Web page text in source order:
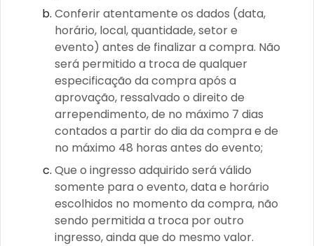
Conferir atentamente os dados (data,
horário, local, quantidade, setor e
evento) antes de finalizar a compra. Não
será permitido a troca de qualquer
especificação da compra após a
aprovação, ressalvado o direito de
arrependimento, de no máximo 7 dias
contados a partir do dia da compra e de
no máximo 48 horas antes do evento;
Que o ingresso adquirido será válido
somente para o evento, data e horário
escolhidos no momento da compra, não
sendo permitida a troca por outro
ingresso, ainda que do mesmo valor.